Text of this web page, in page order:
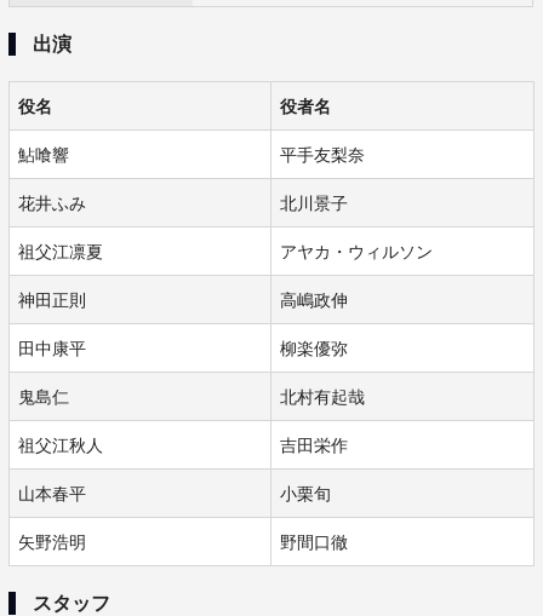
出演
役名 役者名
鮎喰響 平手友梨奈
花井ふみ 北川景子
祖父江凛夏 アヤカ・ウィルソン
神田正則 高嶋政伸
田中康平 柳楽優弥
鬼島仁 北村有起哉
祖父江秋人 吉田栄作
山本春平 小栗旬
矢野浩明 野間口徹
スタッフ